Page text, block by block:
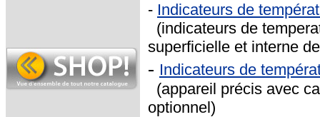
- Indicateurs de
(indicateurs de
superficielle et interne
- Indicateurs de
(appareil précis avec
optionnel)